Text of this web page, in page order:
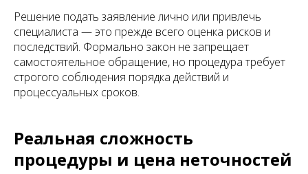
Решение подать заявление лично или привлечь
специалиста — это прежде всего оценка рисков и
последствий. Формально закон не запрещает
самостоятельное обращение, но процедура требует
строгого соблюдения порядка действий и
процессуальных сроков.
Реальная сложность
процедуры и цена неточностей